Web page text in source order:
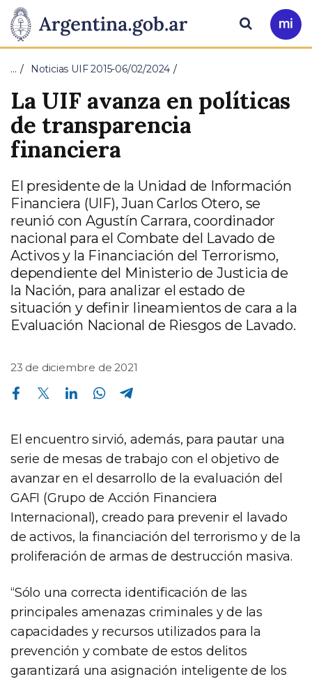
Presidencia
de
la
Nación
Pasar al contenido principal
Ir
a
Buscar
… Noticias UIF 2015-06/02/2024
La UIF avanza en políticas
de transparencia
financiera
El presidente de la Unidad de Información
Financiera (UIF), Juan Carlos Otero, se
reunió con Agustín Carrara, coordinador
nacional para el Combate del Lavado de
Activos y la Financiación del Terrorismo,
dependiente del Ministerio de Justicia de
la Nación, para analizar el estado de
situación y definir lineamientos de cara a la
Evaluación Nacional de Riesgos de Lavado.
23 de diciembre de 2021
Compartir en Facebook Compartir en Twitter Compartir en Linkedin Compartir en Whatsapp
El encuentro sirvió, además, para pautar una
serie de mesas de trabajo con el objetivo de
avanzar en el desarrollo de la evaluación del
GAFI (Grupo de Acción Financiera
Internacional), creado para prevenir el lavado
de activos, la financiación del terrorismo y de la
proliferación de armas de destrucción masiva.
“Sólo una correcta identificación de las
principales amenazas criminales y de las
capacidades y recursos utilizados para la
prevención y combate de estos delitos
garantizará una asignación inteligente de los